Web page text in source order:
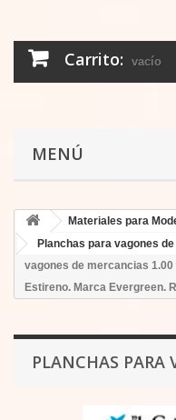
Carrito: vacío
MENÚ
Materiales para
Planchas para vagones
vagones de mercancias
Estireno. Marca Evergreen.
PLANCHAS PARA